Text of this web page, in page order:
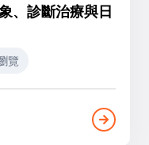
、診斷治療與日
覽